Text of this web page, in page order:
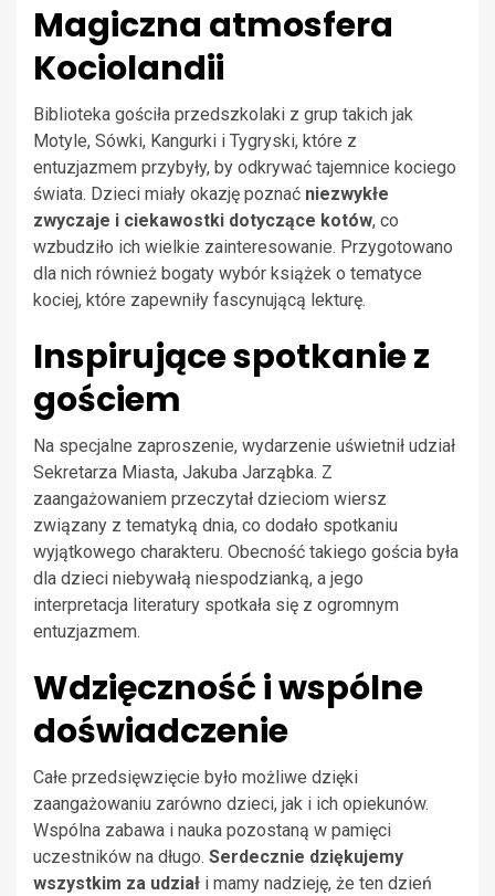
Magiczna atmosfera
Kociolandii
Biblioteka gościła przedszkolaki z grup takich jak
Motyle, Sówki, Kangurki i Tygryski, które z
entuzjazmem przybyły, by odkrywać tajemnice kociego
świata. Dzieci miały okazję poznać niezwykłe
zwyczaje i ciekawostki dotyczące kotów, co
wzbudziło ich wielkie zainteresowanie. Przygotowano
dla nich również bogaty wybór książek o tematyce
kociej, które zapewniły fascynującą lekturę.
Inspirujące spotkanie z
gościem
Na specjalne zaproszenie, wydarzenie uświetnił udział
Sekretarza Miasta, Jakuba Jarząbka. Z
zaangażowaniem przeczytał dzieciom wiersz
związany z tematyką dnia, co dodało spotkaniu
wyjątkowego charakteru. Obecność takiego gościa była
dla dzieci niebywałą niespodzianką, a jego
interpretacja literatury spotkała się z ogromnym
entuzjazmem.
Wdzięczność i wspólne
doświadczenie
Całe przedsięwzięcie było możliwe dzięki
zaangażowaniu zarówno dzieci, jak i ich opiekunów.
Wspólna zabawa i nauka pozostaną w pamięci
uczestników na długo. Serdecznie dziękujemy
wszystkim za udział i mamy nadzieję, że ten dzień